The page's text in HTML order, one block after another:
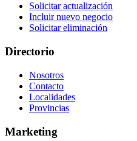
Solicitar actualización
Incluir nuevo negocio
Solicitar eliminación
Directorio
Nosotros
Contacto
Localidades
Provincias
Marketing